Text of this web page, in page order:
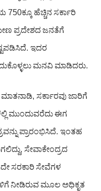
750ಕ್ಕೂ ಹೆಚ್ಚಿನ ಸರ್ಕಾರಿ
ಪ್ರದೇಶದ ಜನತೆಗೆ
. ಇದರ
ಮನವಿ ಮಾಡಿದರು.
ಮಾತನಾಡಿ, ಸರ್ಕಾರವು ಜಾರಿಗೆ
ಮುಂದುವರೆದುಈಗ
ಪ್ರಾರಂಭಿಸಿದೆ. ಇಂತಹ
, ಸೇವಾಕೇಂದ್ರದ
ಸರಕಾರಿಸೇವೆಗಳ
ನೀಡಿರುವ ಮೂಲ ಅಧಿಕೃತ